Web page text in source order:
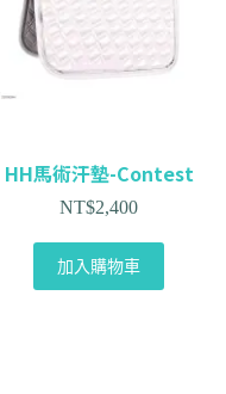
HH馬術汗墊-Contest
NT$2,400
加入購物車